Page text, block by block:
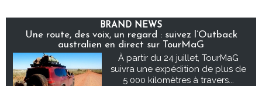
BRAND NEWS
Une route, des voix, un regard : suivez l’Outback
australien en direct sur TourMaG
À partir du 24 juillet, TourMaG
suivra une expédition de plus de
5 000 kilomètres à travers...